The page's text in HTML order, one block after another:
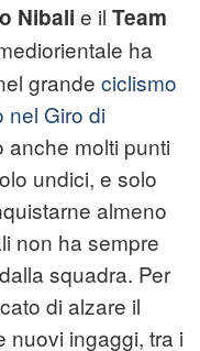
Nibali e il Team
ha
grande ciclismo
nel Giro di
anche molti punti
undici, e solo
almeno
non ha sempre
squadra. Per
di alzare il
nuovi ingaggi, tra i